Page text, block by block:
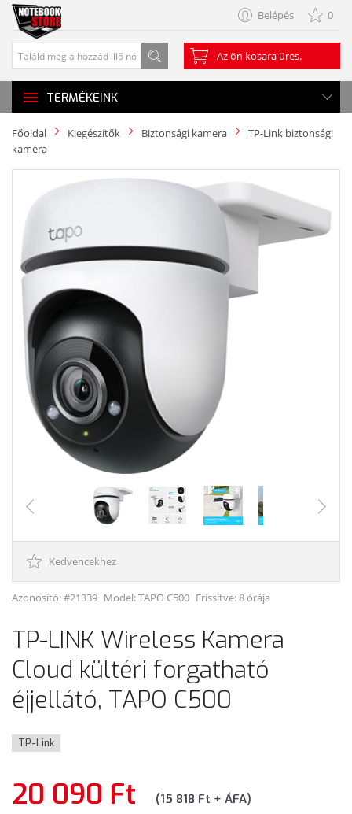
Belépés 0
Az ön kosara üres.
TERMÉKEINK
Főoldal Kiegészítők Biztonsági kamera
TP-Link biztonsági
kamera
Kedvencekhez
Azonosító: #21339 Model:TAPO C500 Frissítve: 8 órája
TP-LINK Wireless Kamera
Cloud kültéri forgatható
éjjellátó, TAPO C500
TP-Link
20 090 Ft (15 818 Ft + ÁFA)